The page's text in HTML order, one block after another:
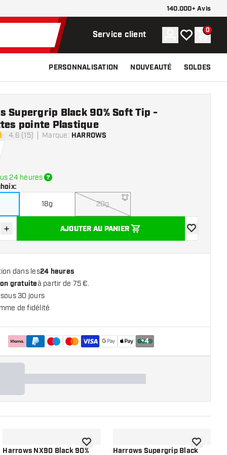
140.000+ Avis
Service client Compte
Ma liste de
Panier
0
PERSONNALISATION NOUVEAUTÉ SOLDES
notation
4.6 (15) Marque: HARROWS
Supergrip Black 90% Soft Tip -
pointe Plastique
24 heures
:
18g 20g
la quantité
Augmenter la quantité
+ AJOUTER AU PANIER
ajouter à la
dans les24 heures
gratuiteà partir de 75 €.
30 jours
de fidélité
+4
liste de souhaits
Harrows NX90 Black 90%ajouter à la liste de souhaits
Harrows Supergrip Blackajouter à